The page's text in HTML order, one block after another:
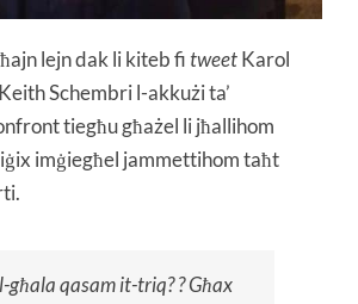
lejn dak li kiteb fi tweetKarol
Schembri l-akkużi ta’
tiegħu għażel li jħallihom
imġiegħel jammettihom taħt
għala qasam it-triq? ? Għax